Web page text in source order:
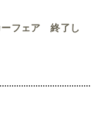
ーフェア 終了し